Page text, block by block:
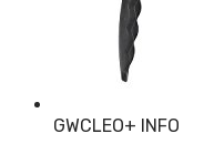
GWCLEO+ INFO